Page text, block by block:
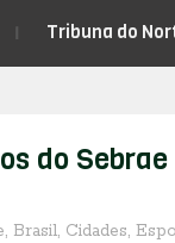
Tribuna do
do Sebrae
, Brasil, Cidades,